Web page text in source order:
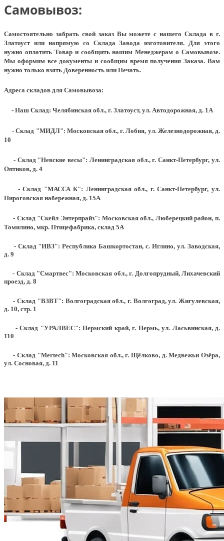
Самовывоз:
Самостоятельно забрать свой заказ Вы можете с нашего Склада в г.
Златоуст или напрямую со Склада Завода изготовителя. Для этого
нужно оплатить Товар и сообщить нашим Менеджерам о Самовывозе.
Мы оформим все документы и сообщим время получения Заказа. Вам
нужно только взять Доверенность или Печать.
Адреса складов для Самовывоза:
- Наш Склад: Челябинская обл., г. Златоуст, ул. Автодорожная, д. 1А
- Склад "МИДЛ": Московская обл., г. Лобня, ул. Железнодорожная, д.
10
- Склад "Невские весы": Ленинградская обл., г. Санкт-Петербург, ул.
Оптиков, д. 4
- Склад "МАССА К": Ленинградская обл., г. Санкт-Петербург, ул.
Пироговская набережная, д. 15А
- Склад "Скейл Энтерпрайз": Московская обл., Люберецкий район, п.
Томилино, мкр. Птицефабрика, склад 5А
- Склад "ИВЗ": Республика Башкортостан, с. Иглино, ул. Заводская,
д. 9
- Склад "Смартвес":Московская обл., г. Долгопрудный, Лихачевский
проезд, д. 8
- Склад "ВЗВТ": Волгоградская обл., г. Волгоград, ул. Жигулевская,
д. 10, стр. 1
- Склад "УРАЛВЕС": Пермский край, г. Пермь, ул. Ласьвинская, д.
110
- Склад "Mertech": Московская обл., г. Щёлково, д. Медвежьи Озёра,
ул. Сосновая, д. 11